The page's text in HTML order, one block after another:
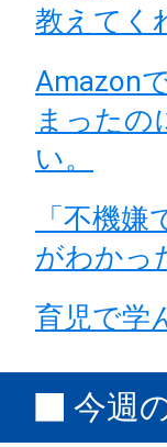
教えてく
Amazon
まったの
い。
「不機
がわかっ
育児で学
今週